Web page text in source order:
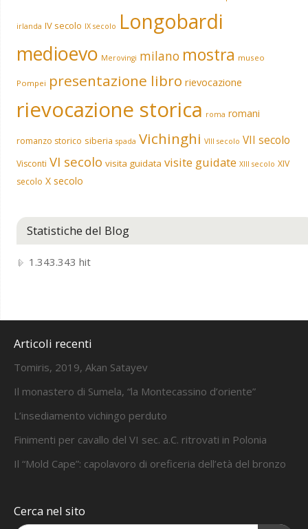
irlanda IV secolo IX secolo Longobardi
medioevo Merovingi milano mostra museo
Pompei presentazione libro rievocazione
rievocazione storica roma romani
romanzo storico siberia spada Vichinghi VIII secolo VII secolo
Visconti VI secolo visita guidata visite guidate XIII secolo XIV
secolo X secolo
Statistiche del Blog
1.343.343 hit
Articoli recenti
Tomiris, 2019, Akan Satayev
Il monastero di Sumela, “la Montecassino d’oriente”
L’insediamento vichingo perduto
Finimenti per cavallo del VI sec. a.C. ritrovati in Polonia
Il “Mold Cape”: capolavoro di oreficeria dell’età del bronzo
Cerca nel sito